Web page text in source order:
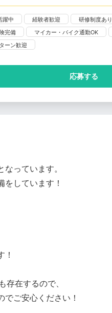
躍中 経験者歓迎 研修制度あり
完備 マイカー・バイク通勤OK
ーン歓迎
応募する
っています。
しています！
！
在するので、
ご安心ください！